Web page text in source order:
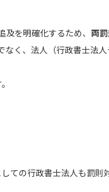
を明確化するため、 両
く、法人（行政書士法
ての行政書士法人も罰則